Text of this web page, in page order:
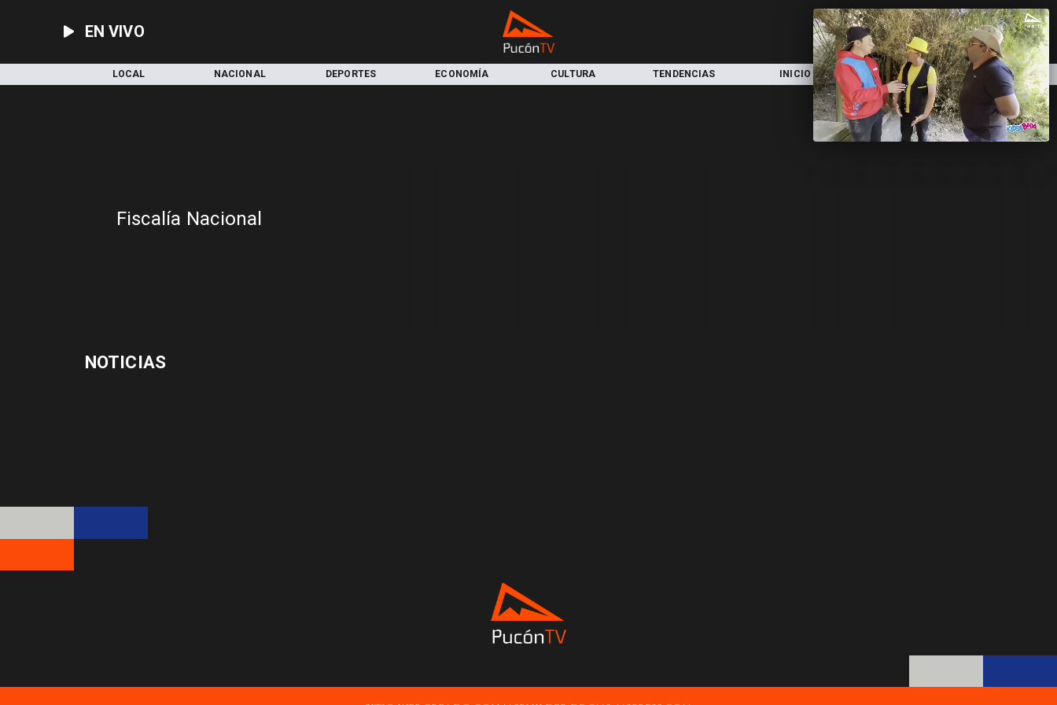
EN VIVO
LOCAL NACIONAL DEPORTES ECONOMÍA CULTURA TENDENCIAS INICIO LOCAL NACIONAL
Fiscalía Nacional
NOTICIAS